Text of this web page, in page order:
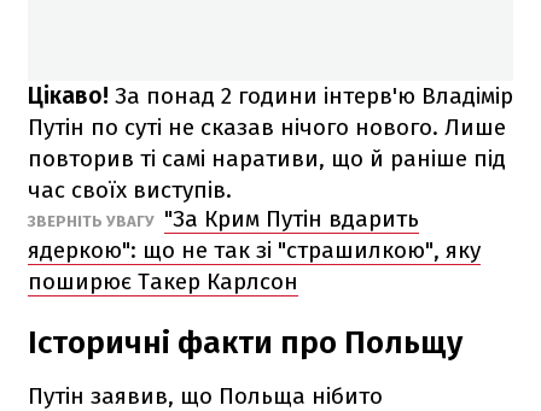
Цікаво! За понад 2 години інтерв'ю Владімір
Путін по суті не сказав нічого нового. Лише
повторив ті самі наративи, що й раніше під
час своїх виступів.
ЗВЕРНІТЬ УВАГУ "За Крим Путін вдарить
ядеркою": що не так зі "страшилкою", яку
поширює Такер Карлсон
Історичні факти про Польщу
Путін заявив, що Польща нібито